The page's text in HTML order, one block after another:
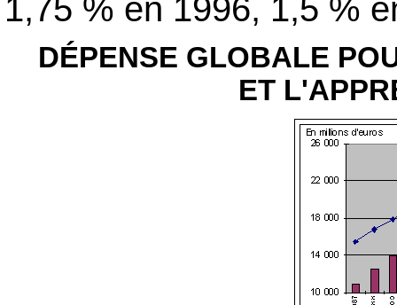
1,75 % en 1996, 1,5 %
DÉPENSE GLOBALE
ET